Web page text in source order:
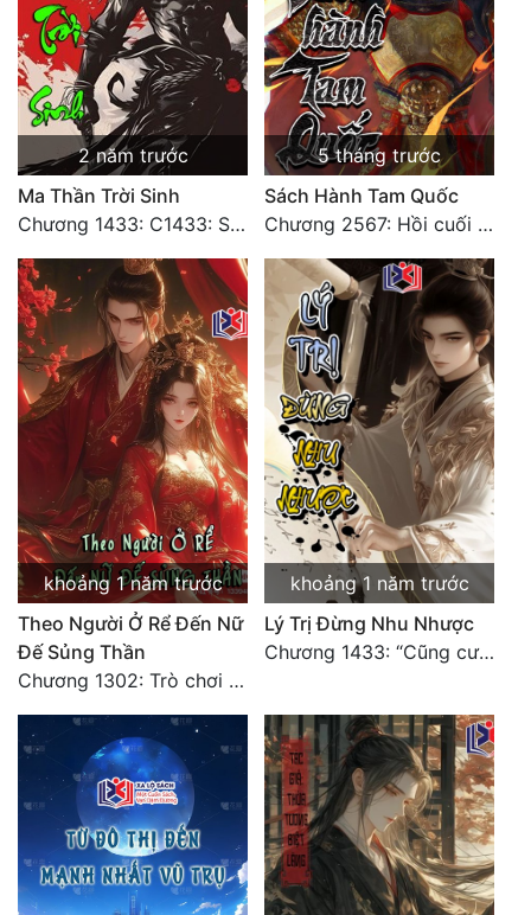
Đam Mỹ
Đẹp
Đẹp Hiệp
Tính Cách Nhân Vật :
Cơ Trí
Sát Phạt Quyết Đoán
Vô Sỉ
Điềm Đạm
2 năm trước
Ma Thần Trời Sinh
Chương 1433: C1433: Sắc phong đại kết cục3
5 tháng trước
Sách Hành Tam Quốc
Chương 2567: Hồi cuối [HẾT]
khoảng 1 năm trước
Theo Người Ở Rể Đến Nữ
Đế Sủng Thần
Chương 1302: Trò chơi mười người của Khúc Linh
khoảng 1 năm trước
Lý Trị Đừng Nhu Nhược
Chương 1433: “Cũng cười Trường An danh lợi chỗ, hồng trần nửa là vó ngựa lật” (Chương kết)